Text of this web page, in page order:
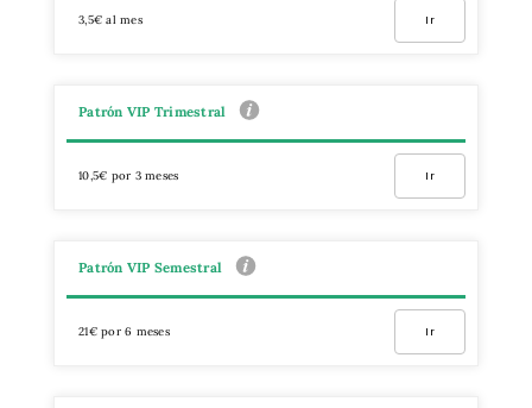
3,5€ al mes Ir
Patrón VIP Trimestral
10,5€ por 3 meses Ir
Patrón VIP Semestral
21€ por 6 meses Ir